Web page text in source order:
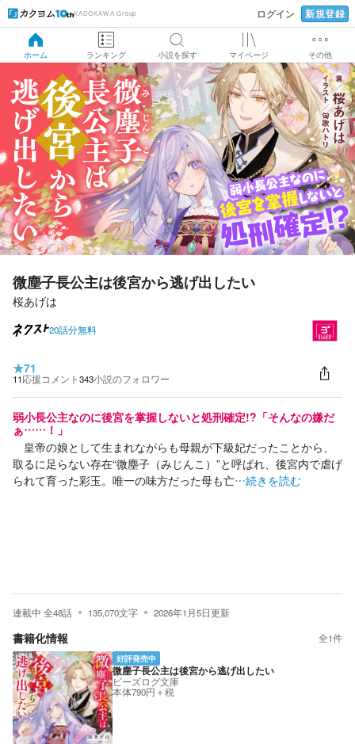
KADOKAWA Group ログイン 新規登録
ホーム ランキング 小説を探す マイページ その他
微塵子長公主は後宮から逃げ出したい
桜あげは
20話分無料
★71
11応援コメント343小説のフォロワー
弱小長公主なのに後宮を掌握しないと処刑確定!?「そんなの嫌だ
ぁ……！」
皇帝の娘として生まれながらも母親が下級妃だったことから、
取るに足らない存在“微塵子（みじんこ）”と呼ばれ、後宮内で虐げ
られて育った彩玉。唯一の味方だった母も亡…続きを読む
連載中 全48話 135,070文字 2026年1月5日更新
書籍化情報 全1件
好評発売中
微塵子長公主は後宮から逃げ出したい
ビーズログ文庫
本体790円＋税